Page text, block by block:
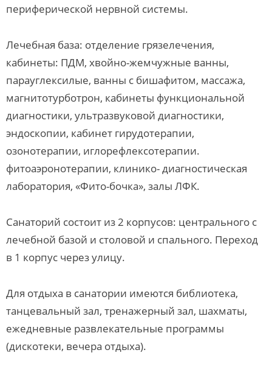
периферической нервной системы.
Лечебная база: отделение грязелечения,
кабинеты: ПДМ, хвойно-жемчужные ванны,
парауглексилые, ванны с бишафитом, массажа,
магнитотурботрон, кабинеты функциональной
диагностики, ультразвуковой диагностики,
эндоскопии, кабинет гирудотерапии,
озонотерапии, иглорефлексотерапии.
фитоаэронотерапии, клинико- диагностическая
лаборатория, «Фито-бочка», залы ЛФК.
Санаторий состоит из 2 корпусов: центрального с
лечебной базой и столовой и спального. Переход
в 1 корпус через улицу.
Для отдыха в санатории имеются библиотека,
танцевальный зал, тренажерный зал, шахматы,
ежедневные развлекательные программы
(дискотеки, вечера отдыха).